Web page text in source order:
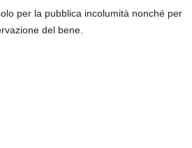
per la pubblica incolumità nonché per
del bene.